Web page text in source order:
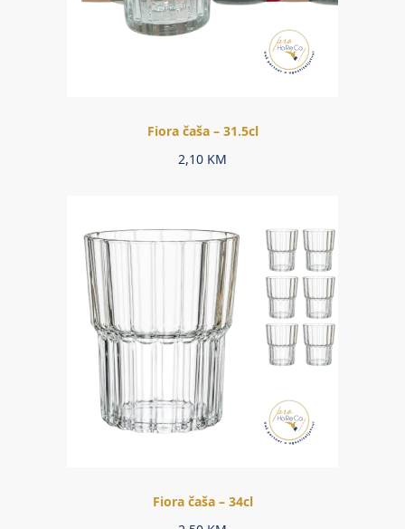
Fiora čaša – 31.5cl
2,10 KM
Fiora čaša – 34cl